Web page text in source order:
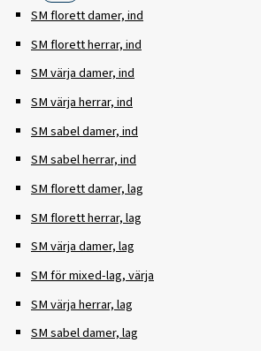
SM florett damer, ind
SM florett herrar, ind
SM värja damer, ind
SM värja herrar, ind
SM sabel damer, ind
SM sabel herrar, ind
SM florett damer, lag
SM florett herrar, lag
SM värja damer, lag
SM för mixed-lag, värja
SM värja herrar, lag
SM sabel damer, lag